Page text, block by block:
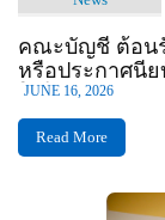
คณะบัญชี ต้อน
หรือประกาศนี
ในโอกาสเข้าศึ
บริหารหลักสูตร
JUNE 16, 2026
Read More